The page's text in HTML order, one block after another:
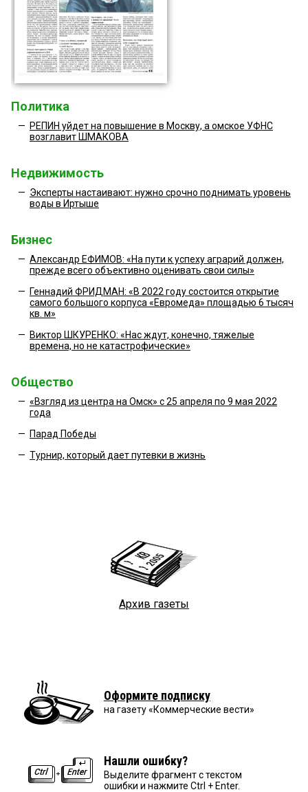
Политика
— РЕПИН уйдет на повышение в Москву, а омское УФНС
возглавит ШМАКОВА
Недвижимость
— Эксперты настаивают: нужно срочно поднимать уровень
воды в Иртыше
Бизнес
— Александр ЕФИМОВ: «На пути к успеху аграрий должен,
прежде всего объективно оценивать свои силы»
— Геннадий ФРИДМАН: «В 2022 году состоится открытие
самого большого корпуса «Евромеда» площадью 6 тысяч
кв. м»
— Виктор ШКУРЕНКО: «Нас ждут, конечно, тяжелые
времена, но не катастрофические»
Общество
— «Взгляд из центра на Омск» с 25 апреля по 9 мая 2022
года
— Парад Победы
— Турнир, который дает путевки в жизнь
Архив газеты
Оформите подписку
на газету «Коммерческие вести»
Нашли ошибку?
Выделите фрагмент с текстом
ошибки и нажмите Ctrl + Enter.